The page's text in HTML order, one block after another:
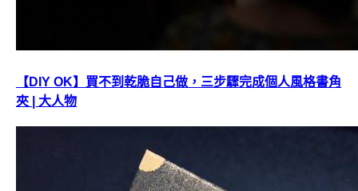
【DIY OK】買不到乾脆自己做，三步驟完成個人風格書角
夾 | 大人物